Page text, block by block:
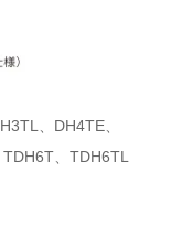
、DH4TE、
、TDH6TL